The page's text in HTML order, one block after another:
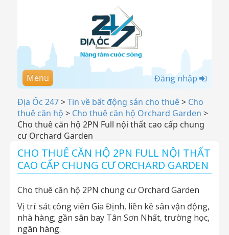
Menu Đăng nhập
Địa Ốc 247>Tin về bất động sản cho thuê> Cho
thuê căn hộ > Cho thuê căn hộ Orchard Garden >
Cho thuê căn hộ 2PN Full nội thất cao cấp chung
cư Orchard Garden
CHO THUÊ CĂN HỘ 2PN FULL NỘI THẤT
CAO CẤP CHUNG CƯ ORCHARD GARDEN
Cho thuê căn hộ 2PN chung cư Orchard Garden
Vị trí: sát công viên Gia Định, liền kề sân vận động,
nhà hàng; gần sân bay Tân Sơn Nhất, trường học,
ngân hàng.